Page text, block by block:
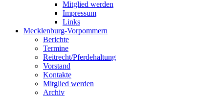
Mitglied werden
Impressum
Links
Mecklenburg-Vorpommern
Berichte
Termine
Reitrecht/Pferdehaltung
Vorstand
Kontakte
Mitglied werden
Archiv